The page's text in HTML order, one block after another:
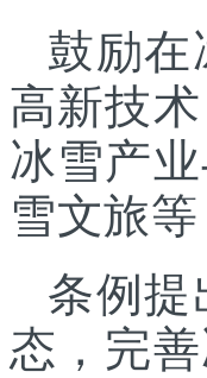
鼓励在
高新技
冰雪产
雪文旅
条例提
态，完